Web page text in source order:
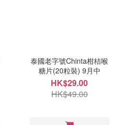
泰國老字號Chinta柑桔喉
糖片(20粒裝) 9月中
HK$29.00
HK$49.00